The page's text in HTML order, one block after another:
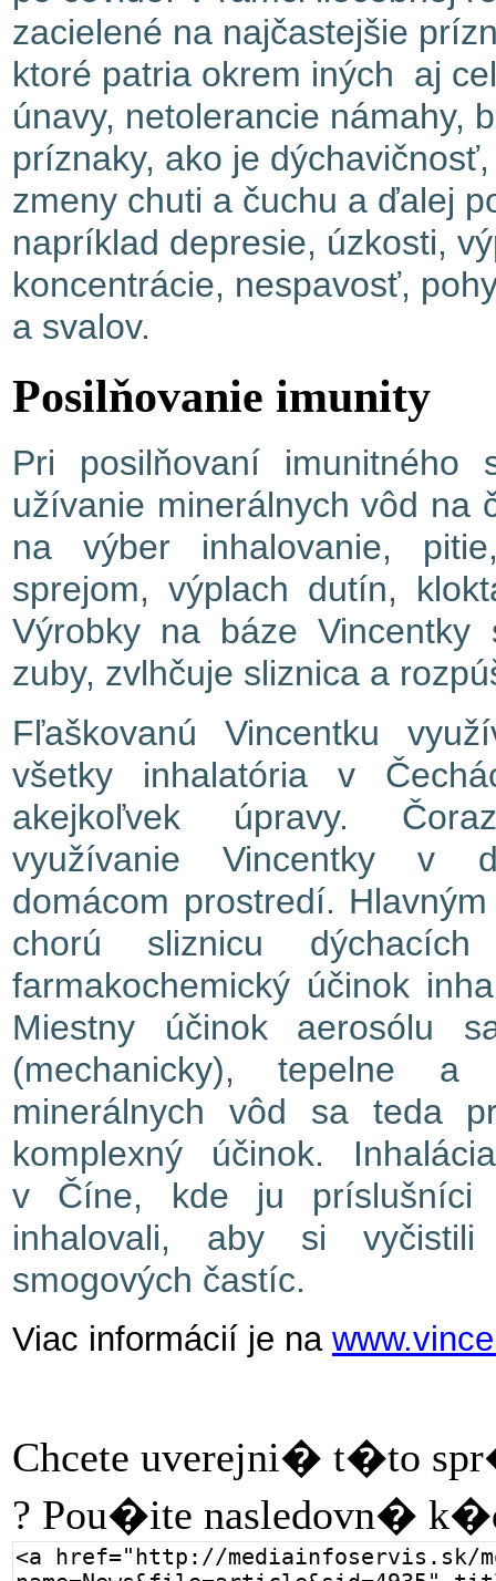
zacielené na najčastejšie
ktoré patria okrem iných aj
únavy, netolerancie námahy,
príznaky, ako je
zmeny chuti a čuchu a ďalej
napríklad depresie, úzkosti,
koncentrácie, nespavosť,
a svalov.
Posilňovanie imunity
Pri posilňovaní imunitného
užívanie minerálnych vôd na
na výber inhalovanie,
sprejom, výplach dutín,
Výrobky na báze
zuby, zvlhčuje sliznica a
Fľaškovanú Vincentku
všetky inhalatória v
akejkoľvek úpravy.
využívanie Vincentky v
domácom prostredí.
chorú sliznicu
farmakochemický účinok
Miestny účinok aerosólu
(mechanicky), tepelne a
minerálnych vôd sa teda
komplexný účinok.
v Číne, kde ju príslušníci
inhalovali, aby si
smogových častíc.
Viac informácií je na
Chcete uverejni� t�to
? Pou�ite nasledovn�